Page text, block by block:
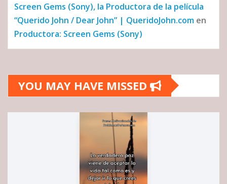
Screen Gems (Sony), la Productora de la película
“Querido John / Dear John” | QueridoJohn.com en
Productora: Screen Gems (Sony)
YOU MAY HAVE MISSED